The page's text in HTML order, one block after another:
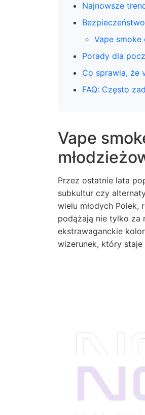
Najnowsze
Vape smoke
Porady dla
Co sprawia, że
FAQ: Często
Vape
Przez ostatnie lata
subkultur czy
wielu młodych
podążają nie tylko za
ekstrawaganckie
wizerunek, który staje